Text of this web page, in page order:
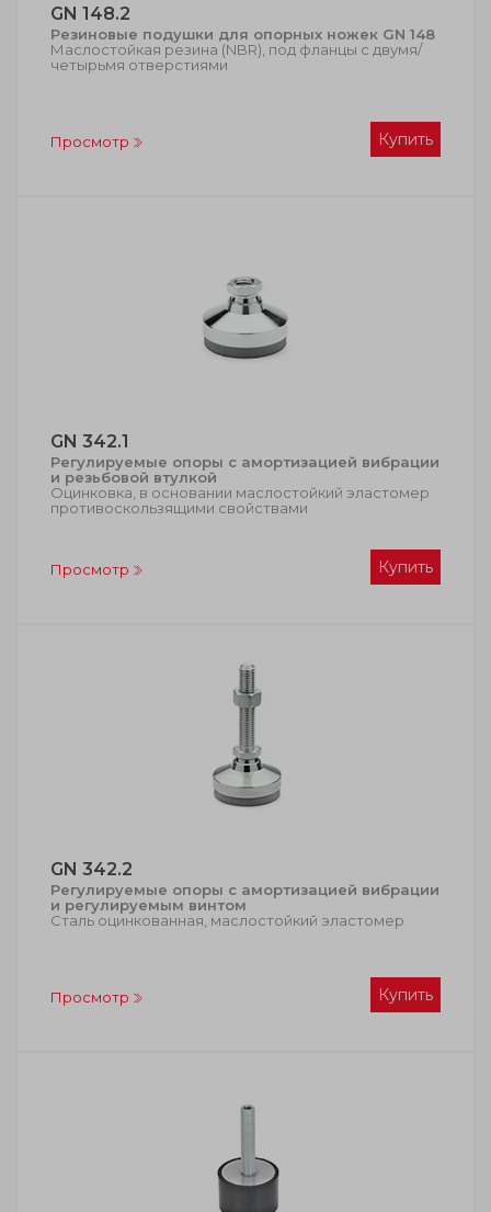
GN 148.2
Резиновые подушки для опорных ножек GN 148
Маслостойкая резина (NBR), под фланцы с двумя/
четырьмя отверстиями
Просмотр Купить
GN 342.1
Регулируемые опоры с амортизацией вибрации
и резьбовой втулкой
Оцинковка, в основании маслостойкий эластомер
противоскользящими свойствами
Просмотр Купить
GN 342.2
Регулируемые опоры с амортизацией вибрации
и регулируемым винтом
Сталь оцинкованная, маслостойкий эластомер
Просмотр Купить